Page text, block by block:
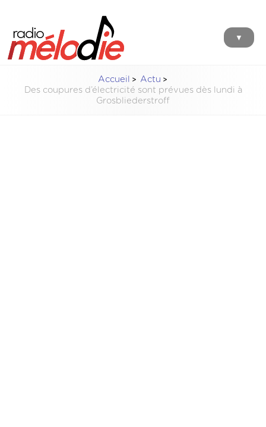
▼
Accueil
Actu
Des coupures d’électricité sont prévues dès lundi à
Grosbliederstroff